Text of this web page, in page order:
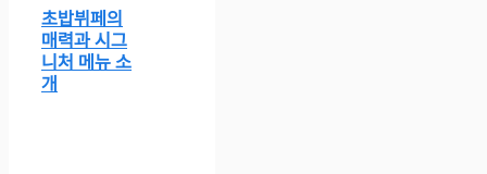
초밥뷔페의
매력과 시그
니처 메뉴 소
개